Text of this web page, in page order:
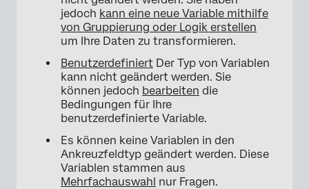
jedoch kann eine neue Variable mithilfe
von Gruppierung oder Logik erstellen
um Ihre Daten zu transformieren.
Benutzerdefiniert Der Typ von Variablen
kann nicht geändert werden. Sie
können jedoch bearbeiten die
Bedingungen für Ihre
benutzerdefinierte Variable.
Es können keine Variablen in den
Ankreuzfeldtyp geändert werden. Diese
Variablen stammen aus
Mehrfachauswahl nur Fragen.